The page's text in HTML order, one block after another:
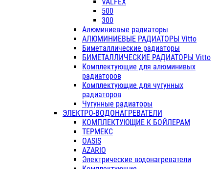
500
300
Алюминиевые радиаторы
АЛЮМИНИЕВЫЕ РАДИАТОРЫ Vitto
Биметаллические радиаторы
БИМЕТАЛЛИЧЕСКИЕ РАДИАТОРЫ Vitto
Комплектующие для алюминивых
радиаторов
Комплектующие для чугунных
радиаторов
Чугунные радиаторы
ЭЛЕКТРО-ВОДОНАГРЕВАТЕЛИ
КОМПЛЕКТУЮЩИЕ К БОЙЛЕРАМ
ТЕРМЕКС
OASIS
AZARIO
Электрические водонагреватели